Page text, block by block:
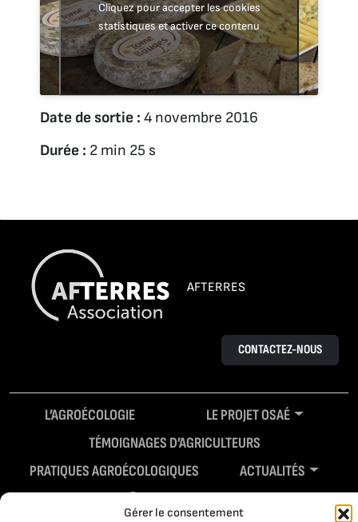
Gérer le consentement
Cliquez pour accepter les cookies
statistiques et activer ce contenu
Date de sortie : 4 novembre 2016
Durée : 2 min 25 s
AFTERRES
CONTACTEZ-NOUS
L’AGROÉCOLOGIE
LE PROJET OSAÉ
TÉMOIGNAGES D’AGRICULTEURS
PRATIQUES AGROÉCOLOGIQUES
ACTUALITÉS